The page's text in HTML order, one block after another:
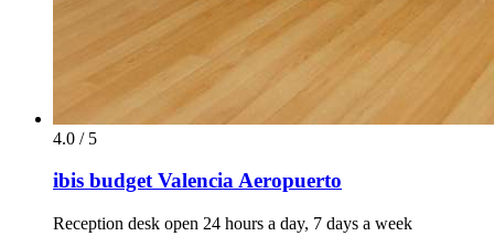
4.0 / 5
ibis budget Valencia Aeropuerto
Reception desk open 24 hours a day, 7 days a week